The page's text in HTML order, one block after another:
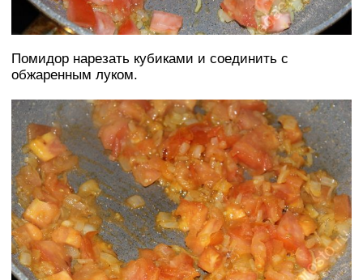
Помидор нарезать кубиками и соединить с
обжаренным луком.